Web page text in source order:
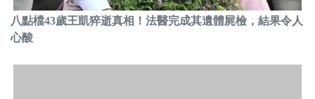
八點檔43歲王凱猝逝真相！法醫完成其遺體屍檢，結果令人
心酸